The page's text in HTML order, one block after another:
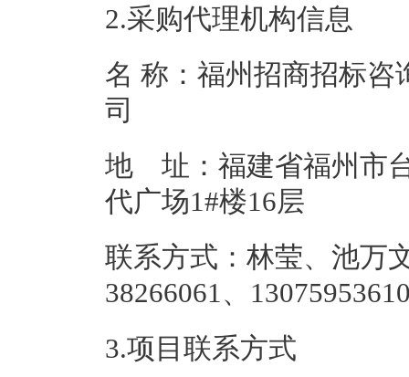
2.采购代理机构信息
名 称：福州招商招标咨
地 址：福建省福州市
代广场
联系方式：林莹、池万
38266061
3.项目联系方式